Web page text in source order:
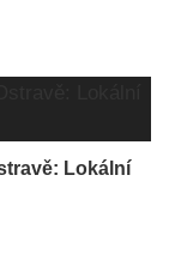
Lokální